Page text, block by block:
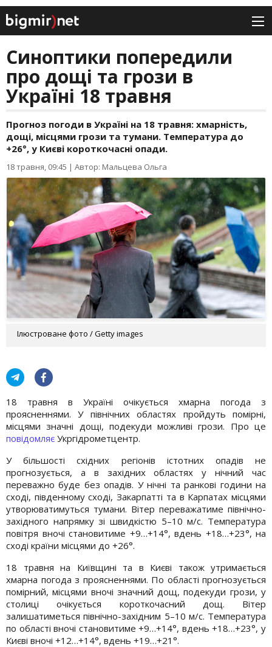
Синоптики попередили
про дощі та грози в
Україні 18 травня
Прогноз погоди в Україні на 18 травня: хмарність,
дощі, місцями грози та тумани. Температура до
+26°, у Києві короткочасні опади.
18 травня, 09:45 | Автор: Мальцева Ольга
Ілюстроване фото / Getty images
18 травня в Україні очікується хмарна погода з
проясненнями. У північних областях пройдуть помірні,
місцями значні дощі, подекуди можливі грози. Про це
повідомляє Укргідрометцентр.
У більшості східних регіонів істотних опадів не
прогнозується, а в західних областях у нічний час
переважно буде без опадів. У нічні та ранкові години на
сході, південному сході, Закарпатті та в Карпатах місцями
утворюватимуться тумани. Вітер переважатиме північно-
західного напрямку зі швидкістю 5–10 м/с. Температура
повітря вночі становитиме +9…+14°, вдень +18…+23°, на
сході країни місцями до +26°.
18 травня на Київщині та в Києві також утримається
хмарна погода з проясненнями. По області прогнозується
помірний, місцями вночі значний дощ, подекуди грози, у
столиці очікується короткочасний дощ. Вітер
залишатиметься північно-західним 5–10 м/с. Температура
по області вночі становитиме +9…+14°, вдень +18…+23°, у
Києві вночі +12…+14°, вдень +19…+21°.